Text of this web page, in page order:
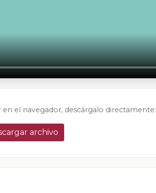
en el navegador, descárgalo directamente:
archivo